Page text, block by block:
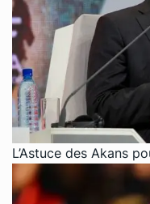
L’Astuce des Akans